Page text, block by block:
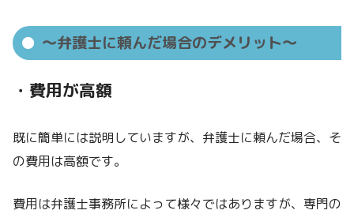
～弁護士に頼んだ場合のデメリット～
・費用が高額
既に簡単には説明していますが、弁護士に頼んだ場合、そ
の費用は高額です。
費用は弁護士事務所によって様々ではありますが、専門の